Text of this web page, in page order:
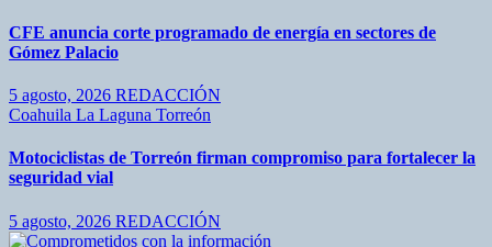
CFE anuncia corte programado de energía en sectores de
Gómez Palacio
5 agosto, 2026 REDACCIÓN
Coahuila La Laguna Torreón
Motociclistas de Torreón firman compromiso para fortalecer la
seguridad vial
5 agosto, 2026 REDACCIÓN